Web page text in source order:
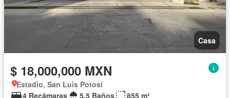
Casa
$ 18,000,000 MXN
Estadio, San Luis Potosí
4 Recámaras
5.5 Baños 855 m²